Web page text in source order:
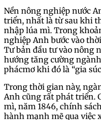
Nền nông nghiệp nước
triển, nhất là từ sau khi
nhập lúa mì. Trong
nghiệp Anh bước vào
Tư bản đầu tư vào nông
hướng tăng cường
phácmơ khi đó là “gia
Trong thời gian này,
Anh cũng rất phát triển.
mì, năm 1846, chính
hành mạnh mẽ qua việc